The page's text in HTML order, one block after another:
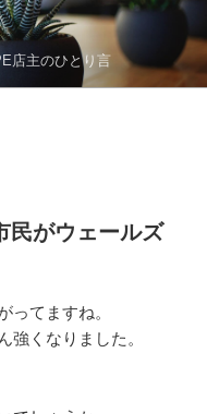
店主のひとり言
民がウェールズ
ってますね。
強くなりました。